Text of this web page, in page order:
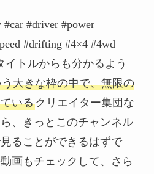
#car #driver #power
#drifting #4×4 #4wd
イトルからも分かるよう
大きな枠の中で、無限の
いるクリエイター集団な
、きっとこのチャンネル
ることができるはずで
画もチェックして、さら